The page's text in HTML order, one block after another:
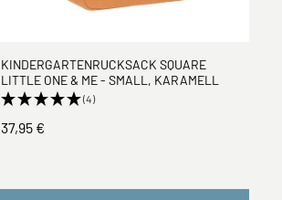
KINDERGARTENRUCKSACK SQUARE
LITTLE ONE & ME - SMALL, KARAMELL
(4)
37,95 €